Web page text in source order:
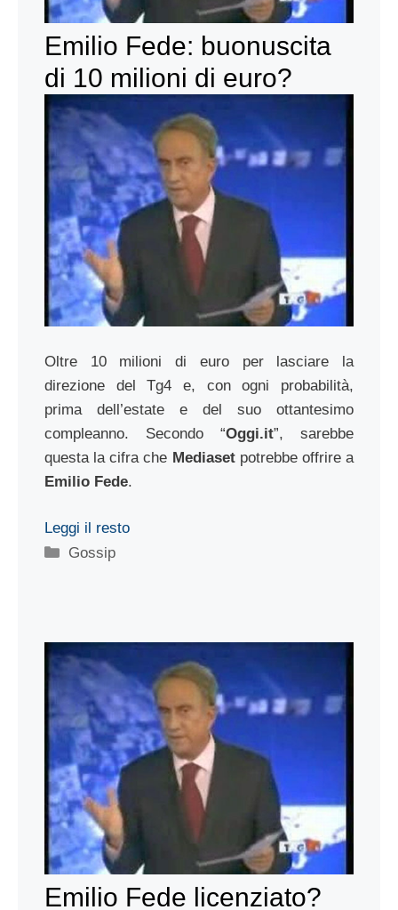
Emilio Fede: buonuscita
di 10 milioni di euro?
Oltre 10 milioni di euro per lasciare la
direzione del Tg4 e, con ogni probabilità,
prima dell’estate e del suo ottantesimo
compleanno. Secondo “Oggi.it”, sarebbe
questa la cifra che Mediasetpotrebbe offrire a
Emilio Fede.
Leggi il resto
Categorie
Gossip
Emilio Fede licenziato?